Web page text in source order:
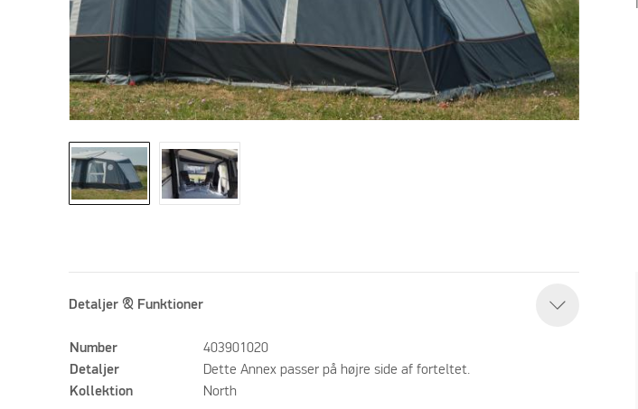
Detaljer & Funktioner
Number
403901020
Detaljer
Dette Annex passer på højre side af forteltet.
Kollektion
North